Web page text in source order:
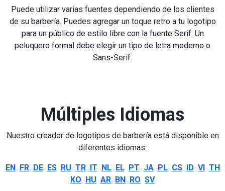
Puede utilizar varias fuentes dependiendo de los clientes
de su barbería. Puedes agregar un toque retro a tu logotipo
para un público de estilo libre con la fuente Serif. Un
peluquero formal debe elegir un tipo de letra moderno o
Sans-Serif.
Múltiples Idiomas
Nuestro creador de logotipos de barbería está disponible en
diferentes idiomas:
EN FR DE ES RU TR IT NL EL PT JA PL CS ID VI TH
KO HU AR BN RO SV